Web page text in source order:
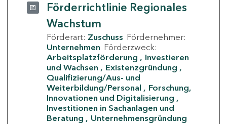
Förderrichtlinie Regionales
Wachstum
Förderart: Zuschuss Fördernehmer:
Unternehmen Förderzweck:
Arbeitsplatzförderung
Investieren
und Wachsen
Existenzgründung
Qualifizierung/Aus- und
Weiterbildung/Personal
Forschung,
Innovationen und Digitalisierung
Investitionen in Sachanlagen und
Beratung
Unternehmensgründung